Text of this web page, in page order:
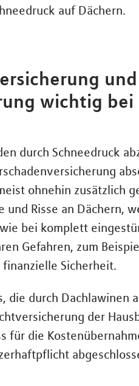
auf Dächern.
und
wichtig bei
durch Schneedruck
ohnehin zusätzlich
und Risse an Dächern,
bei komplett
Gefahren, zum
Sicherheit.
die durch Dachlawinen
der
für die